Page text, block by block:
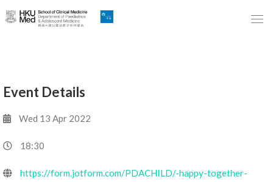
Skip
to
到
要
內
Event Details
Wed 13 Apr 2022
18:30
https://form.jotform.com/PDACHILD/-happy-together-